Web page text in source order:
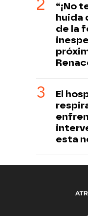
“¡No
huida
de la
El
esta